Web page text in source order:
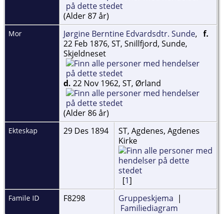
(Alder 87 år)
Mor Jørgine Berntine Edvardsdtr. Sunde, f.
22 Feb 1876, ST, Snillfjord, Sunde,
Skjeldneset
d. 22 Nov 1962, ST, Ørland
(Alder 86 år)
Ekteskap 29 Des 1894
ST, Agdenes, Agdenes
Kirke
[1]
Famile ID F8298 Gruppeskjema |
Familiediagram